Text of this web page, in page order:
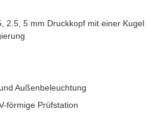
2.5, 5 mm Druckkopf mit einer Kugel
Außenbeleuchtung
förmige Prüfstation